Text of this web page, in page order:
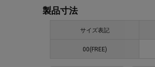
製品寸法
サイズ表記
00(FREE)